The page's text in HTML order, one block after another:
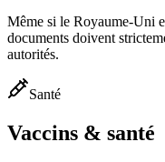
Même si le Royaume-Uni
documents doivent
autorités.
Santé
Vaccins & santé